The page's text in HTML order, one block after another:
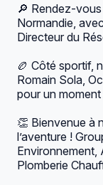
🔎 Rendez-
Normandie ,
Directeur du
🏉 Côté sportif,
Romain Sola,
pour un moment
👏 Bienvenue à
l’aventure !
Environnement,
Plomberie